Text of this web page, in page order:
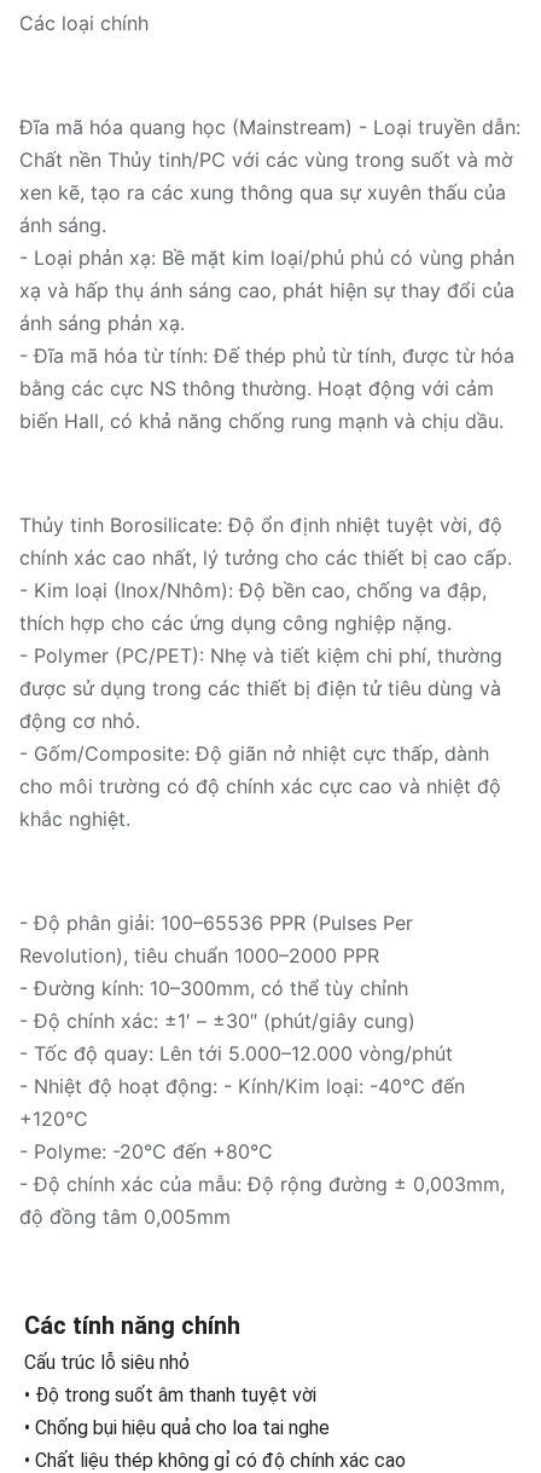
Các loại chính
Đĩa mã hóa quang học (Mainstream) - Loại truyền dẫn:
Chất nền Thủy tinh/PC với các vùng trong suốt và mờ
xen kẽ, tạo ra các xung thông qua sự xuyên thấu của
ánh sáng.
- Loại phản xạ: Bề mặt kim loại/phủ phủ có vùng phản
xạ và hấp thụ ánh sáng cao, phát hiện sự thay đổi của
ánh sáng phản xạ.
- Đĩa mã hóa từ tính: Đế thép phủ từ tính, được từ hóa
bằng các cực NS thông thường. Hoạt động với cảm
biến Hall, có khả năng chống rung mạnh và chịu dầu.
Thủy tinh Borosilicate: Độ ổn định nhiệt tuyệt vời, độ
chính xác cao nhất, lý tưởng cho các thiết bị cao cấp.
- Kim loại (Inox/Nhôm): Độ bền cao, chống va đập,
thích hợp cho các ứng dụng công nghiệp nặng.
- Polymer (PC/PET): Nhẹ và tiết kiệm chi phí, thường
được sử dụng trong các thiết bị điện tử tiêu dùng và
động cơ nhỏ.
- Gốm/Composite: Độ giãn nở nhiệt cực thấp, dành
cho môi trường có độ chính xác cực cao và nhiệt độ
khắc nghiệt.
- Độ phân giải: 100–65536 PPR (Pulses Per
Revolution), tiêu chuẩn 1000–2000 PPR
- Đường kính: 10–300mm, có thể tùy chỉnh
- Độ chính xác: ±1′ – ±30″ (phút/giây cung)
- Tốc độ quay: Lên tới 5.000–12.000 vòng/phút
- Nhiệt độ hoạt động: - Kính/Kim loại: -40°C đến
+120°C
- Polyme: -20°C đến +80°C
- Độ chính xác của mẫu: Độ rộng đường ± 0,003mm,
độ đồng tâm 0,005mm
Các tính năng chính
Cấu trúc lỗ siêu nhỏ
• Độ trong suốt âm thanh tuyệt vời
• Chống bụi hiệu quả cho loa tai nghe
• Chất liệu thép không gỉ có độ chính xác cao